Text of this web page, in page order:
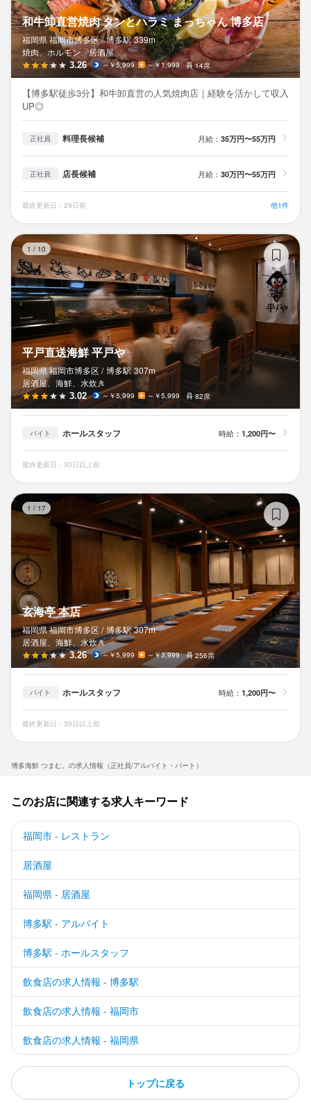
博多海鮮 つまむ。の求人情報（正社員/アルバイト・パート）
和牛卸直営焼肉 タンとハラミ まっちゃん 博多店
福岡県 福岡市博多区 / 博多駅 339m
焼肉、ホルモン、居酒屋
3.26 ～￥5,999 ～￥1,999 14席
【博多駅徒歩3分】和牛卸直営の人気焼肉店｜経験を活かして収入
UP◎
正社員 料理長候補 月給： 35万円〜55万円
正社員 店長候補 月給： 30万円〜55万円
最終更新日：29日前 他1件
1 / 10
平戸直送海鮮 平戸や
福岡県 福岡市博多区 / 博多駅 307m
居酒屋、海鮮、水炊き
3.02 ～￥5,999 ～￥5,999 82席
バイト ホールスタッフ 時給： 1,200円〜
最終更新日：30日以上前
1 / 17
玄海亭 本店
福岡県 福岡市博多区 / 博多駅 307m
居酒屋、海鮮、水炊き
3.26 ～￥5,999 ～￥3,999 256席
バイト ホールスタッフ 時給： 1,200円〜
最終更新日：30日以上前
このお店に関連する求人キーワード
福岡市 - レストラン
居酒屋
福岡県 - 居酒屋
博多駅 - アルバイト
博多駅 - ホールスタッフ
飲食店の求人情報 - 博多駅
飲食店の求人情報 - 福岡市
飲食店の求人情報 - 福岡県
トップに戻る